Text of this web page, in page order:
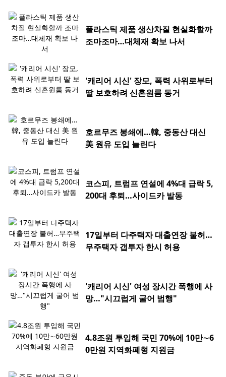
플라스틱 제품 생산차질 현실화할까
조마조마…대체재 확보 나서
'캐리어 시신' 장모, 폭력 사위로부터
딸 보호하려 신혼원룸 동거
호르무즈 봉쇄에…韓, 중동산 대신
美 원유 도입 늘린다
코스피, 트럼프 연설에 4%대 급락 5,
200대 후퇴…사이드카 발동
17일부터 다주택자 대출연장 불허…
무주택자 갭투자 한시 허용
'캐리어 시신' 여성 장시간 폭행에 사
망…"시끄럽게 굴어 범행"
4.8조원 투입해 국민 70%에 10만∼6
0만원 지역화폐형 지원금